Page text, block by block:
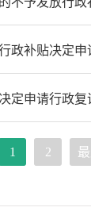
政补贴决定申
定申请行政复
1 2